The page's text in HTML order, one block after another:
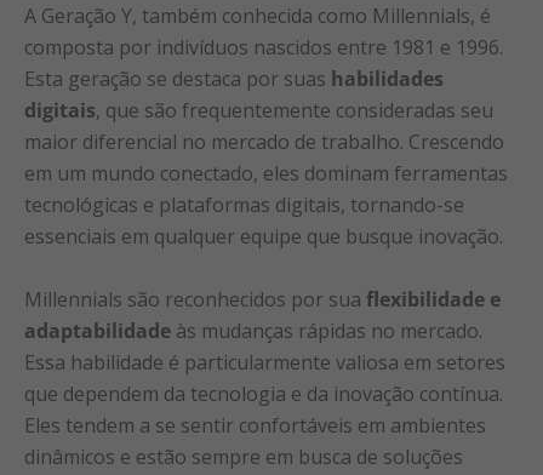
A Geração Y, também conhecida como Millennials, é
composta por indivíduos nascidos entre 1981 e 1996.
Esta geração se destaca por suas habilidades
digitais, que são frequentemente consideradas seu
maior diferencial no mercado de trabalho. Crescendo
em um mundo conectado, eles dominam ferramentas
tecnológicas e plataformas digitais, tornando-se
essenciais em qualquer equipe que busque inovação.
Millennials são reconhecidos por sua flexibilidade e
adaptabilidade às mudanças rápidas no mercado.
Essa habilidade é particularmente valiosa em setores
que dependem da tecnologia e da inovação contínua.
Eles tendem a se sentir confortáveis em ambientes
dinâmicos e estão sempre em busca de soluções